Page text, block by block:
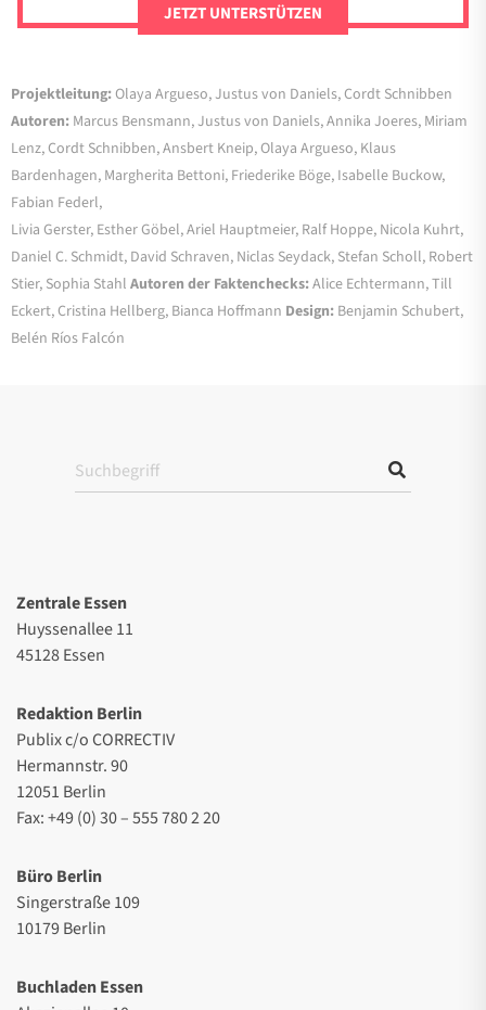
JETZT UNTERSTÜTZEN
Projektleitung:Olaya Argueso, Justus von Daniels, Cordt Schnibben
Autoren: Marcus Bensmann, Justus von Daniels, Annika Joeres, Miriam
Lenz, Cordt Schnibben, Ansbert Kneip, Olaya Argueso, Klaus
Bardenhagen, Margherita Bettoni, Friederike Böge, Isabelle Buckow,
Fabian Federl,
Livia Gerster, Esther Göbel, Ariel Hauptmeier, Ralf Hoppe, Nicola Kuhrt,
Daniel C. Schmidt, David Schraven, Niclas Seydack, Stefan Scholl, Robert
Stier, Sophia Stahl Autoren der Faktenchecks:Alice Echtermann, Till
Eckert, Cristina Hellberg, Bianca Hoffmann Design: Benjamin Schubert,
Belén Ríos Falcón
Zentrale Essen
Huyssenallee 11
45128 Essen
Redaktion Berlin
Publix c/o CORRECTIV
Hermannstr. 90
12051 Berlin
Fax: +49 (0) 30 – 555 780 2 20
Büro Berlin
Singerstraße 109
10179 Berlin
Buchladen Essen